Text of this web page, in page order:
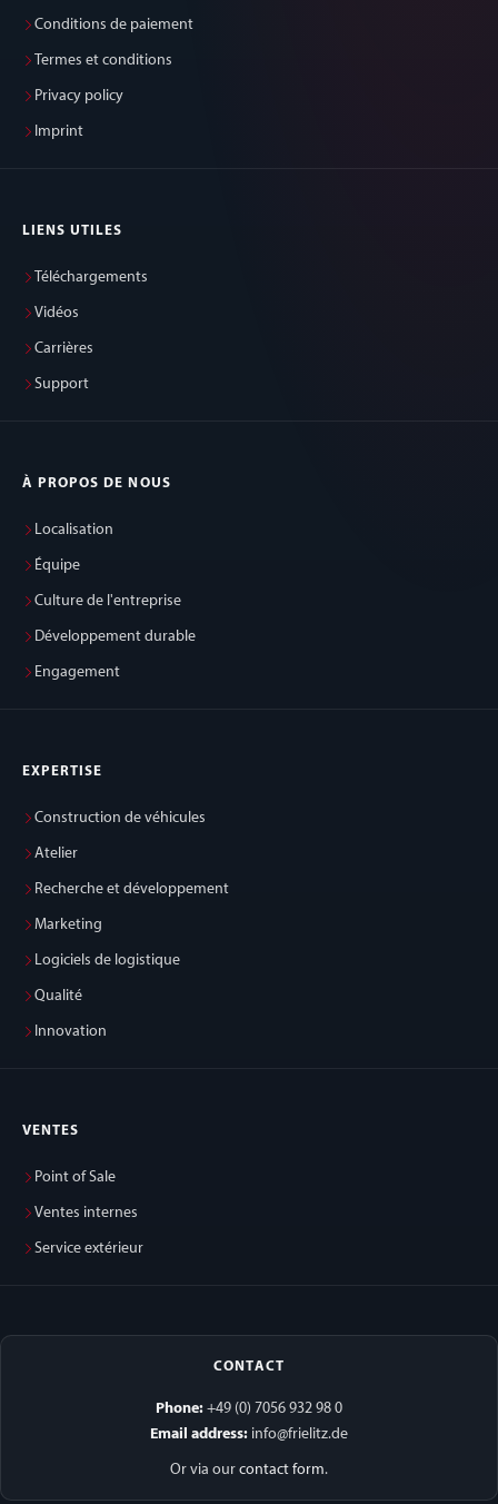
Conditions de paiement
Termes et conditions
Privacy policy
Imprint
LIENS UTILES
Téléchargements
Vidéos
Carrières
Support
À PROPOS DE NOUS
Localisation
Équipe
Culture de l'entreprise
Développement durable
Engagement
EXPERTISE
Construction de véhicules
Atelier
Recherche et développement
Marketing
Logiciels de logistique
Qualité
Innovation
VENTES
Point of Sale
Ventes internes
Service extérieur
CONTACT
Phone: +49 (0) 7056 932 98 0
Email address: info@frielitz.de
Or via our contact form.